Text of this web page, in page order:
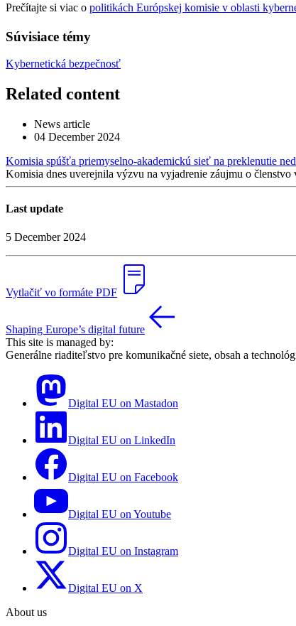
Prečítajte si viac o politikách Európskej komisie v oblasti
Súvisiace témy
Kybernetická bezpečnosť
Related content
News article
04 December 2024
Komisia spúšťa priemyselno-akademickú sieť na preklenutie
Komisia dnes uverejnila výzvu na vyjadrenie záujmu o
Last update
5 December 2024
Vytlačiť vo formáte PDF
Shaping Europe’s digital future
This site is managed by:
Generálne riaditeľstvo pre komunikačné siete, obsah a
Digital EU on Mastadon
Digital EU on LinkedIn
Digital EU on Facebook
Digital EU on Youtube
Digital EU on Instagram
Digital EU on X
About us